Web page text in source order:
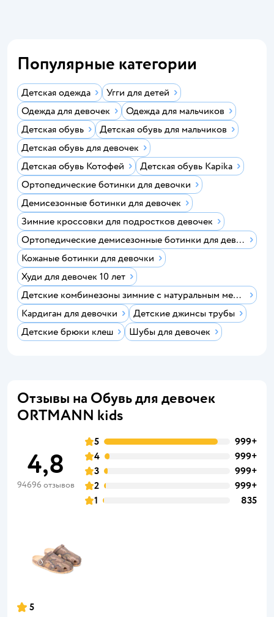
Популярные категории
Детская одежда
Угги для детей
Одежда для девочек
Одежда для мальчиков
Детская обувь
Детская обувь для мальчиков
Детская обувь для девочек
Детская обувь Котофей
Детская обувь Kapika
Ортопедические ботинки для девочки
Демисезонные ботинки для девочек
Зимние кроссовки для подростков девочек
Ортопедические демисезонные ботинки для девочки
Кожаные ботинки для девочки
Худи для девочек 10 лет
Детские комбинезоны зимние с натуральным мехом
Кардиган для девочки
Детские джинсы трубы
Детские брюки клеш
Шубы для девочек
Отзывы на Обувь для девочек
ORTMANN kids
4,8
94696 отзывов
5
999+
4
999+
3
999+
2
999+
1
835
5